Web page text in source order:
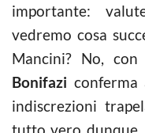
importante:
vedremo cosa
Mancini? No, con
Bonifazi
indiscrezioni
tutto vero